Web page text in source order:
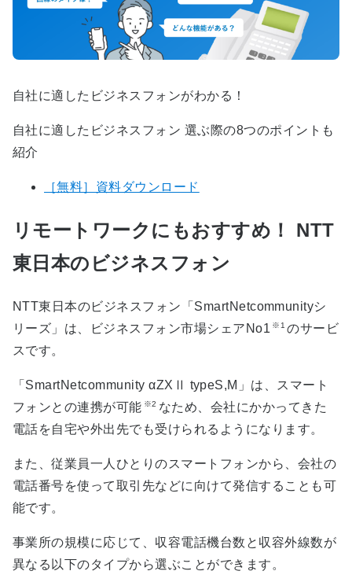
自社に適したビジネスフォンがわかる！
自社に適したビジネスフォン 選ぶ際の8つのポイントも
紹介
［無料］資料ダウンロード
リモートワークにもおすすめ！ NTT
東日本のビジネスフォン
NTT東日本のビジネスフォン「SmartNetcommunityシ
リーズ」は、ビジネスフォン市場シェアNo1 ※1 のサービ
スです。
「SmartNetcommunity αZXⅡ typeS,M」は、スマート
フォンとの連携が可能 ※2 なため、会社にかかってきた
電話を自宅や外出先でも受けられるようになります。
また、従業員一人ひとりのスマートフォンから、会社の
電話番号を使って取引先などに向けて発信することも可
能です。
事業所の規模に応じて、収容電話機台数と収容外線数が
異なる以下のタイプから選ぶことができます。